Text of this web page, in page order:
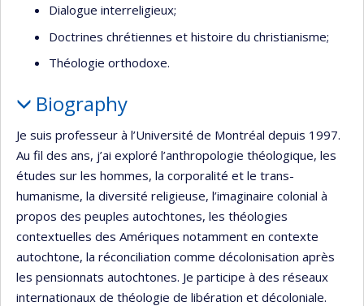
Dialogue interreligieux;
Doctrines chrétiennes et histoire du christianisme;
Théologie orthodoxe.
Biography
Je suis professeur à l’Université de Montréal depuis 1997.
Au fil des ans, j’ai exploré l’anthropologie théologique, les
études sur les hommes, la corporalité et le trans-
humanisme, la diversité religieuse, l’imaginaire colonial à
propos des peuples autochtones, les théologies
contextuelles des Amériques notamment en contexte
autochtone, la réconciliation comme décolonisation après
les pensionnats autochtones. Je participe à des réseaux
internationaux de théologie de libération et décoloniale.